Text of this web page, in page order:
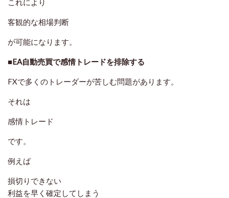
これにより
客観的な相場判断
が可能になります。
■EA自動売買で感情トレードを排除する
FXで多くのトレーダーが苦しむ問題があります。
それは
感情トレード
です。
例えば
損切りできない
利益を早く確定してしまう